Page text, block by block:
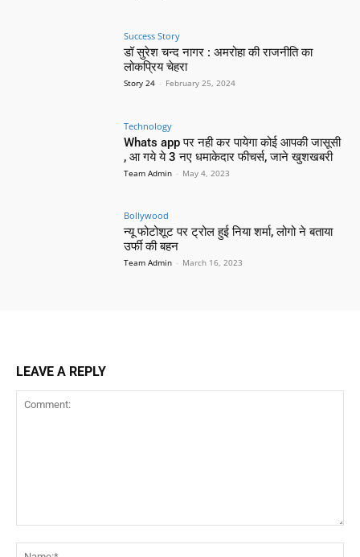
Success Story
डॉ सुरेश चन्द नागर : अमरोहा की राजनीति का
लोकप्रिय चेहरा
Story 24 - February 25, 2024
Technology
Whats app पर नही कर पायेगा कोई आपकी जासूसी
, आ गये ये 3 नए धमाकेदार फीचर्स, जाने खुशखबरी
Team Admin - May 4, 2023
Bollywood
न्यू फोटोशूट पर ट्रोल हुई निया शर्मा, लोगो ने बताया
उर्फी की बहन
Team Admin - March 16, 2023
LEAVE A REPLY